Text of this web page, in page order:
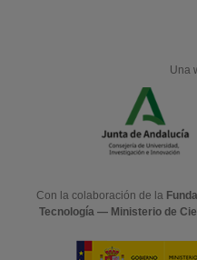
Una
Con la colaboración de la
Tecnología — Ministerio de